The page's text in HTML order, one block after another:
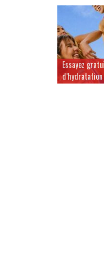
Essayez
d’hydratation